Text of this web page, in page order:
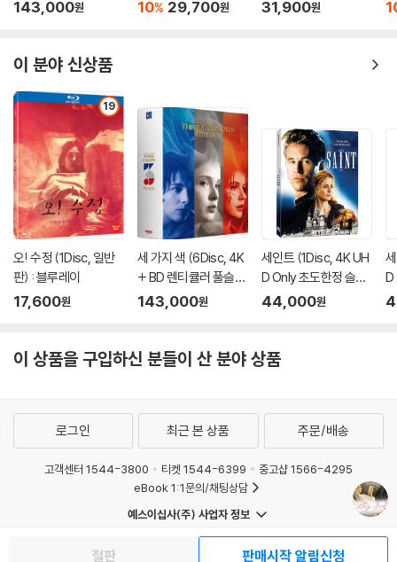
5) 아웃케이스/구성품/포장 상태 불량에 의한 교환/반품 신청시 불량 확
환/반품이 제한될 수 있습니다.
※ 디스크 재생 불량
1) 기기 문제로 인해 발생하는 재생 불량 현상에 대해서는 반품/교환이 불
가하니 최신 소프트웨어로 업데이트된 DVD/BD 전용 기기에서 재생하실
것을 권유해 드립니다.
2) 정전기와 먼지로 인해 재생이 원활하지 않은 경우가 있습니다. 디스크
를 마른 천으로 닦으시거나, DVD 클리너 등 전용 제품을 이용하면 대부분
해결됩니다.
생이 불가능한 경우가 있습니다. 독립형 전용 플레이어 사용을 권장드리
며, ODD 사용으로 인한 재생 불량의 경우 교환 시에도 동일한 오류가 발
생할 수 있음을 알려드립니다.
※ 디스크 외관 불량
디스크에 미세한 잔 흠집이 남아있거나 인쇄 면이 깨끗하지 않은 경우가
로 인한 반품/교환이 가능합니다.
1) 불량으로 인한 교환/반품 요청 시에는 불량 확인을 위해 개봉 시의 동영
상을 요청할 수 있으며, 동영상이 없는 경우 교환/반품이 제한될 수 있습니
관련 사진과 동영상 및 재생 기기 모델명을 첨부하여 첨부하여 고객센터에
143,000원 10% 29,700원 31,900원
이 분야 신상품
19
오! 수정 (1Disc, 일반
판) : 블루레이
17,600원
세 가지 색 (6Disc, 4K
+ BD 렌티큘러 풀슬립
트릴로지 박스 한정판)
143,000원
세인트 (1Disc, 4K UH
D Only 초도한정 슬립
케이스) : 블루레이
44,000원
D
:
이 상품을 구입하신 분들이 산 분야 상품
절판 판매시작 알림신청
로그인 최근 본 상품 주문/배송
고객센터 1544-3800 티켓 1544-6399
중고샵 1566-4295
eBook 1:1문의/채팅상담
예스이십사(주) 사업자 정보
개인정보처리방침
청소년보호정책
PC버전
거래처관계자께